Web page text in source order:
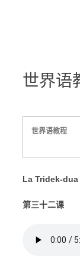
世界语
世界语教程
La Tridek-
第三十二课